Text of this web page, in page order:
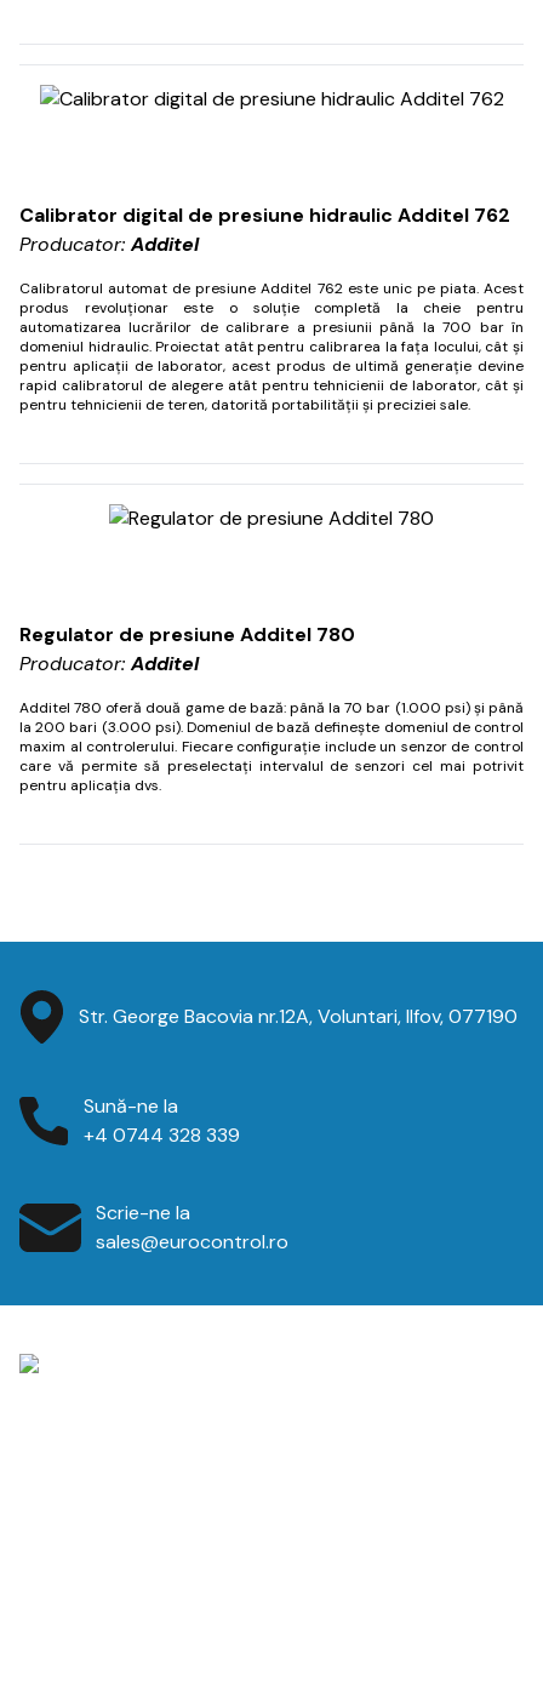
Calibrator digital de presiune hidraulic Additel 762
Producator:Additel
Calibratorul automat de presiune Additel 762 este unic pe piata. Acest
produs revoluționar este o soluție completă la cheie pentru
automatizarea lucrărilor de calibrare a presiunii până la 700 bar în
domeniul hidraulic. Proiectat atât pentru calibrarea la fața locului, cât și
pentru aplicații de laborator, acest produs de ultimă generație devine
rapid calibratorul de alegere atât pentru tehnicienii de laborator, cât și
pentru tehnicienii de teren, datorită portabilității și preciziei sale.
Regulator de presiune Additel 780
Producator:Additel
Additel 780 oferă două game de bază: până la 70 bar (1.000 psi) și până
la 200 bari (3.000 psi). Domeniul de bază definește domeniul de control
maxim al controlerului. Fiecare configurație include un senzor de control
care vă permite să preselectați intervalul de senzori cel mai potrivit
pentru aplicația dvs.
Str. George Bacovia nr.12A, Voluntari, Ilfov, 077190
Sună-ne la
+4 0744 328 339
Scrie-ne la
sales@eurocontrol.ro